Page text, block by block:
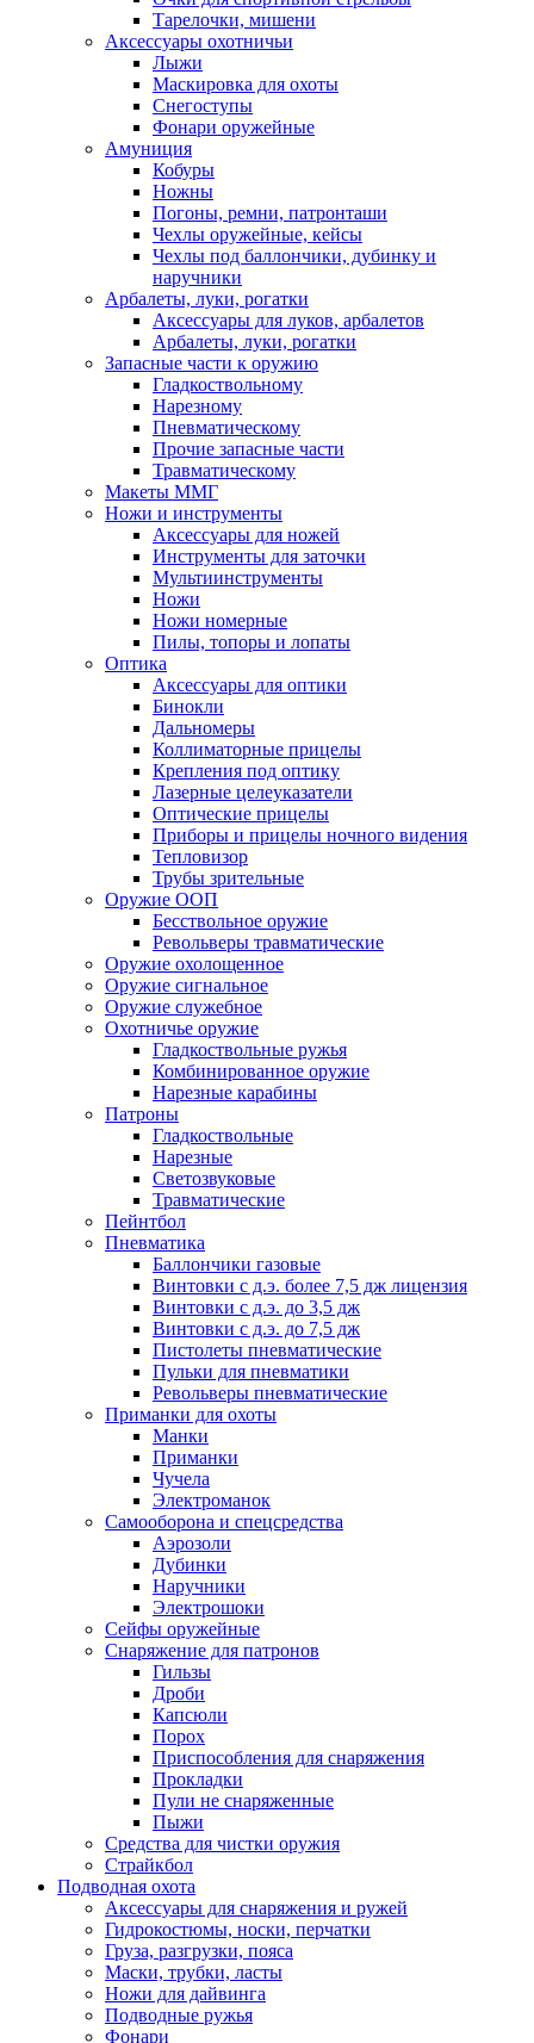
Тарелочки, мишени
Аксессуары охотничьи
Лыжи
Маскировка для охоты
Снегоступы
Фонари оружейные
Амуниция
Кобуры
Ножны
Погоны, ремни, патронташи
Чехлы оружейные, кейсы
Чехлы под баллончики, дубинку и
наручники
Арбалеты, луки, рогатки
Аксессуары для луков, арбалетов
Арбалеты, луки, рогатки
Запасные части к оружию
Гладкоствольному
Нарезному
Пневматическому
Прочие запасные части
Травматическому
Макеты ММГ
Ножи и инструменты
Аксессуары для ножей
Инструменты для заточки
Мультиинструменты
Ножи
Ножи номерные
Пилы, топоры и лопаты
Оптика
Аксессуары для оптики
Бинокли
Дальномеры
Коллиматорные прицелы
Крепления под оптику
Лазерные целеуказатели
Оптические прицелы
Приборы и прицелы ночного видения
Тепловизор
Трубы зрительные
Оружие ООП
Бесствольное оружие
Револьверы травматические
Оружие охолощенное
Оружие сигнальное
Оружие служебное
Охотничье оружие
Гладкоствольные ружья
Комбинированное оружие
Нарезные карабины
Патроны
Гладкоствольные
Нарезные
Светозвуковые
Травматические
Пейнтбол
Пневматика
Баллончики газовые
Винтовки с д.э. более 7,5 дж лицензия
Винтовки с д.э. до 3,5 дж
Винтовки с д.э. до 7,5 дж
Пистолеты пневматические
Пульки для пневматики
Револьверы пневматические
Приманки для охоты
Манки
Приманки
Чучела
Электроманок
Самооборона и спецсредства
Аэрозоли
Дубинки
Наручники
Электрошоки
Сейфы оружейные
Снаряжение для патронов
Гильзы
Дроби
Капсюли
Порох
Приспособления для снаряжения
Прокладки
Пули не снаряженные
Пыжи
Средства для чистки оружия
Страйкбол
Подводная охота
Аксессуары для снаряжения и ружей
Гидрокостюмы, носки, перчатки
Груза, разгрузки, пояса
Маски, трубки, ласты
Ножи для дайвинга
Подводные ружья
Фонари